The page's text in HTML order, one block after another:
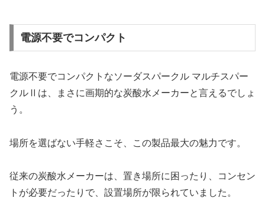
電源不要でコンパクト
電源不要でコンパクトなソーダスパークル マルチスパー
クルⅡは、まさに画期的な炭酸水メーカーと言えるでしょ
う。
場所を選ばない手軽さこそ、この製品最大の魅力です。
従来の炭酸水メーカーは、置き場所に困ったり、コンセン
トが必要だったりで、設置場所が限られていました。